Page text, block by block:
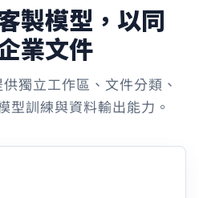
製模型，以同
業文件
獨立工作區、文件分類、
型訓練與資料輸出能力。